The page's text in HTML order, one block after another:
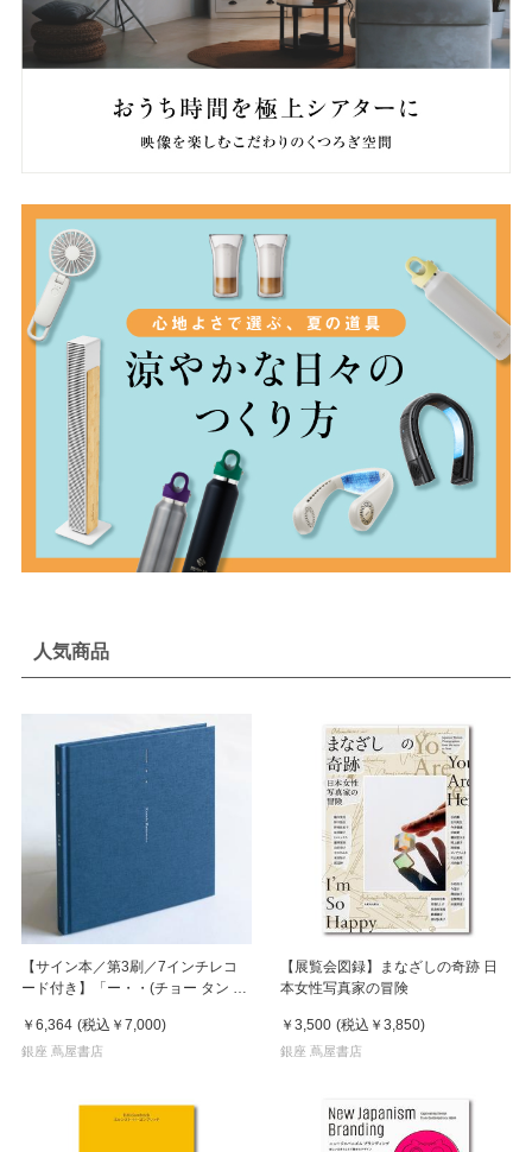
人気商品
【サイン本／第3刷／7インチレコ
ード付き】「ー・・(チョー タン タ
￥6,364 (税込 ￥7,000)
銀座 蔦屋書店
【展覧会図録】まなざしの奇跡 日
本女性写真家の冒険
￥3,500 (税込 ￥3,850)
銀座 蔦屋書店